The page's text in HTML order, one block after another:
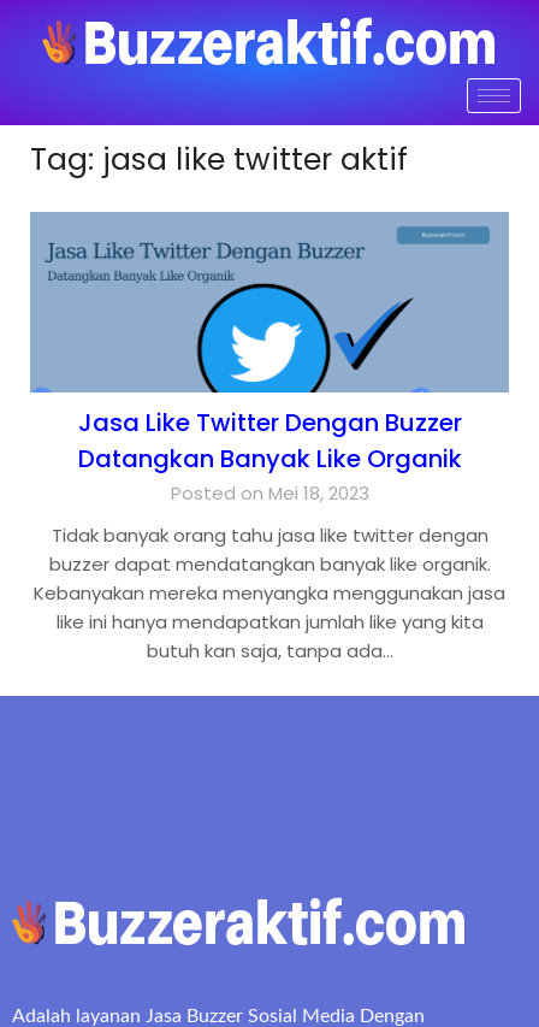
Tag: jasa like twitter aktif
Jasa Like Twitter Dengan Buzzer
Datangkan Banyak Like Organik
Posted on Mei 18, 2023
Tidak banyak orang tahu jasa like twitter dengan
buzzer dapat mendatangkan banyak like organik.
Kebanyakan mereka menyangka menggunakan jasa
like ini hanya mendapatkan jumlah like yang kita
butuh kan saja, tanpa ada…
Adalah layanan Jasa Buzzer Sosial Media Dengan